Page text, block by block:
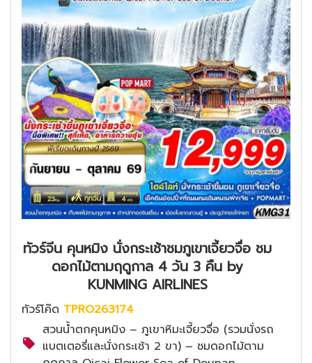
ทัวร์จีน คุนหมิง นั่งกระเช้าชมภูเขาเจี้ยวจื่อ ชม
ดอกไม้ตามฤดูกาล 4 วัน 3 คืน by
KUNMING AIRLINES
ทัวร์โค๊ด TPRO263174
สวนน้ำตกคุนหมิง – ภูเขาหิมะเจี้ยวจื่อ (รวมนั่งรถ
แบตเตอรี่และนั่งกระเช้า 2 ขา) – ชมดอกไม้ตาม